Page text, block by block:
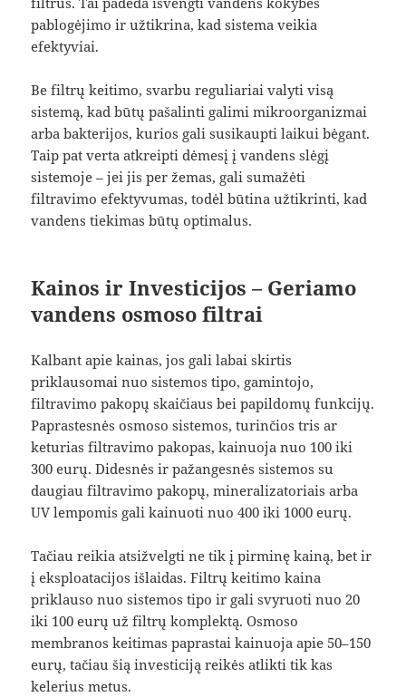
pablogėjimo ir užtikrina, kad sistema veikia
efektyviai.
Be filtrų keitimo, svarbu reguliariai valyti visą
sistemą, kad būtų pašalinti galimi mikroorganizmai
arba bakterijos, kurios gali susikaupti laikui bėgant.
Taip pat verta atkreipti dėmesį į vandens slėgį
sistemoje – jei jis per žemas, gali sumažėti
filtravimo efektyvumas, todėl būtina užtikrinti, kad
vandens tiekimas būtų optimalus.
Kainos ir Investicijos – Geriamo
vandens osmoso filtrai
Kalbant apie kainas, jos gali labai skirtis
priklausomai nuo sistemos tipo, gamintojo,
filtravimo pakopų skaičiaus bei papildomų funkcijų.
Paprastesnės osmoso sistemos, turinčios tris ar
keturias filtravimo pakopas, kainuoja nuo 100 iki
300 eurų. Didesnės ir pažangesnės sistemos su
daugiau filtravimo pakopų, mineralizatoriais arba
UV lempomis gali kainuoti nuo 400 iki 1000 eurų.
Tačiau reikia atsižvelgti ne tik į pirminę kainą, bet ir
į eksploatacijos išlaidas. Filtrų keitimo kaina
priklauso nuo sistemos tipo ir gali svyruoti nuo 20
iki 100 eurų už filtrų komplektą. Osmoso
membranos keitimas paprastai kainuoja apie 50–150
eurų, tačiau šią investiciją reikės atlikti tik kas
kelerius metus.